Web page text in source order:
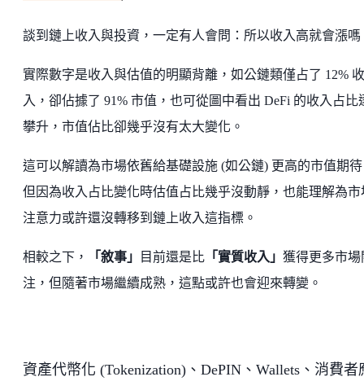
談到鏈上收入與投資，一定有人會問：所以收入高就會漲嗎
實際數字是收入與估值的明顯背離，如公鏈類僅占了 12% 收
入，卻佔據了 91% 市值，也可從圖中看出 DeFi 的收入占比
攀升，市值佔比卻幾乎沒有太大變化。
這可以解讀為市場依舊給基礎設施 (如公鏈) 更高的市值期
但因為收入占比變化時估值占比幾乎沒動靜，也能理解為市
注意力或許還沒轉移到鏈上收入這指標。
相較之下， 「敘事」 目前還是比 「實質收入」 獲得更多市場
注，但隨著市場繼續成熟，這點或許也會迎來轉變。
資產代幣化 (Tokenization)、DePIN、Wallets、消費者